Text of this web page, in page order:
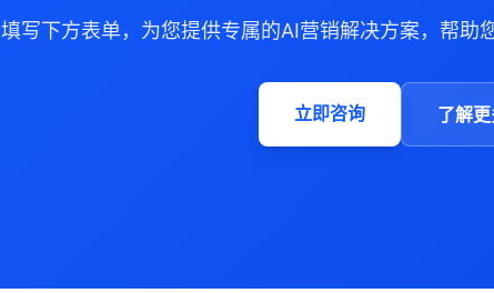
填写下方表单，为您提供专属的AI营销解决方案，帮助
立即咨询 了解